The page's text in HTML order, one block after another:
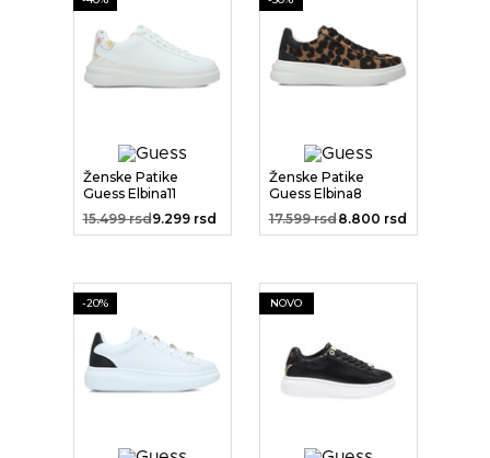
Ženske Patike
Guess Elbina11
15.499 rsd9.299 rsd
Ženske Patike
Guess Elbina8
17.599 rsd8.800 rsd
-20% NOVO